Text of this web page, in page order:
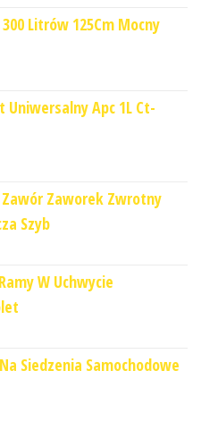
Litrów 125Cm Mocny
Uniwersalny Apc 1L Ct-
Zaworek Zwrotny
Szyb
W Uchwycie
Siedzenia Samochodowe